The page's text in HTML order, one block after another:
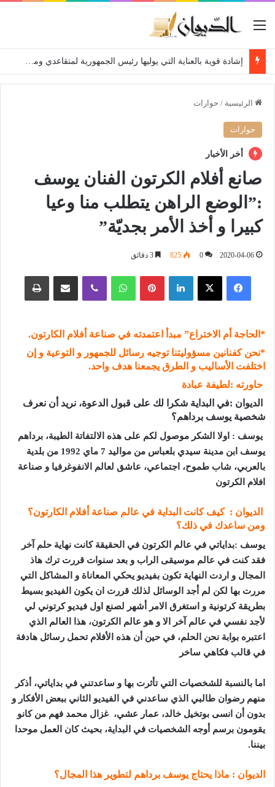
القائمة
إشادة قوية بالعناية التي يوليها رئيس الجمهورية لمتقاعدي ومعطوبي وكبار جرحى الجيش الوطني الشعبي
الرئيسية / حوارات
حوارات
أخر الأخبار
صانع أفلام الكرتون الفنان يوسف
:”الوضع الراهن يتطلب منا وعيا
كبيرا و أخذ الأمر بجديّة”
2020-04-06
0
825
فيسبوك ‫X لينكدإن بينتيريست واتساب ڤايبر مشاركة عبر البريد
* الحاجة أم الاختراع” مبدأ اعتمدته في صناعة أفلام الكارتون.
*نحن كفنانين مسؤوليتنا توجيه رسائل للجمهور و التوعية و إن
اختلفت الأساليب و الطرق يجمعنا هدف واحد.
حاورته :لطيفة عبادة
الديوان :في البداية شكرا لك على قبول الدعوة، نريد أن نعرف
شخصية يوسف برداهم؟
يوسف : اولا الشكر موصول لكم على هذه الالتفاتة الطيبة، برداهم
يوسف ابن مدينة سيدي بلعباس من مواليد 7 ماي 1992 من بلدية
بالعربي، شاب طموح، اجتماعي، عاشق لعالم الانفوغرفيا و صناعة
افلام الكرتون
الديوان : كيف كانت البداية في عالم صناعة أفلام الكارتون؟
ومن ساعدك في ذلك؟
يوسف :بداياتي في عالم الكرتون في الحقيقة كانت نهاية حلم آخر
فقد كنت في عالم موسيقى الراب و بعد سنوات قررت ترك هاذ
المجال و اردت النهاية تكون بفيديو يحكي المعاناة و المشاكل التي
مررت بها لكن لم أجد الوسائل لذلك قررت ان يكون الفيديو بسيط
بطريقة كرتونية و استغرق الامر أشهر لصنع اول فيديو كرتوني لي
لأجد نفسي في عالم آخر الا و هو عالم الكرتون، هذا العالم الذي
اعتبره بوابة نحن الحلم، في حين أن هذه الأفلام تحمل رسائل هادفة
في قالب فكاهي ساخر
اما بالنسبة للشخصيات التي تأثرت بها و ساعدتني في بداياتي، أذكر
منهم رضوان طالبي الذي ساعدني في الفيديو الثاني ببعض الأفكار و
بدون أن انسى بوتخيل خالد، عمار عشي، غزال محمد فهم من كانو
يقومون برسم أوجه الشخصيات في البداية، بحيث كان العمل موحدا
بيننا.
الديوان : ماذا يحتاج يوسف برداهم لتطوير هذا المجال؟